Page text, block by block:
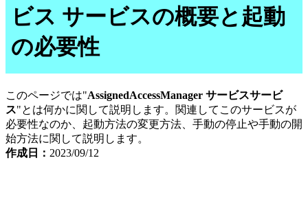
ビス サービスの概要と起動
の必要性
このページでは"AssignedAccessManager サービスサービ
ス"とは何かに関して説明します。関連してこのサービスが
必要性なのか、起動方法の変更方法、手動の停止や手動の開
始方法に関して説明します。
作成日： 2023/09/12